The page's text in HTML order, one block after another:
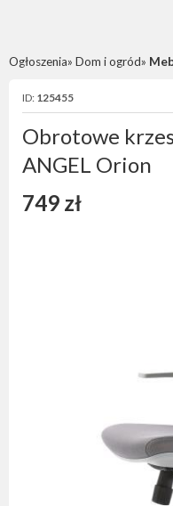
Ogłoszenia Dom i ogród
ID: 125455
Obrotowe
ANGEL Orion
749 zł